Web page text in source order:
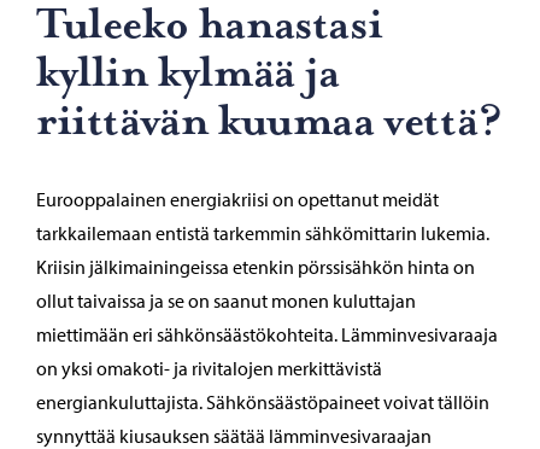
Tuleeko hanastasi
kyllin kylmää ja
riittävän kuumaa vettä?
Eurooppalainen energiakriisi on opettanut meidät
tarkkailemaan entistä tarkemmin sähkömittarin lukemia.
Kriisin jälkimainingeissa etenkin pörssisähkön hinta on
ollut taivaissa ja se on saanut monen kuluttajan
miettimään eri sähkönsäästökohteita. Lämminvesivaraaja
on yksi omakoti- ja rivitalojen merkittävistä
energiankuluttajista. Sähkönsäästöpaineet voivat tällöin
synnyttää kiusauksen säätää lämminvesivaraajan